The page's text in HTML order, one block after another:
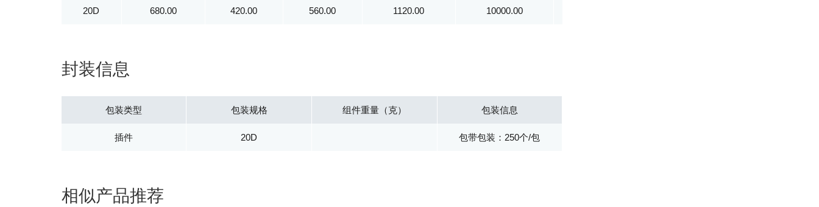
20D 680.00 420.00 560.00 1120.00 10000.00
封装信息
包装类型
插件
包装规格
20D
组件重量（克） 包装信息
包带包装：250个/包
相似产品推荐